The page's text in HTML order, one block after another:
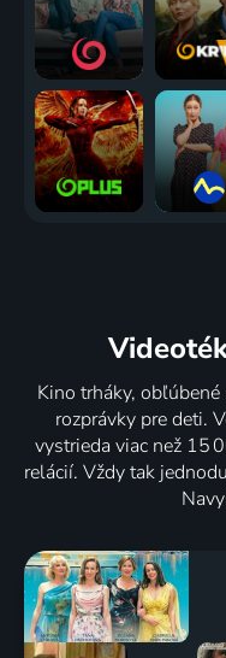
Kino trháky,
rozprávky pre deti.
vystrieda viac než 15
relácií. Vždy tak